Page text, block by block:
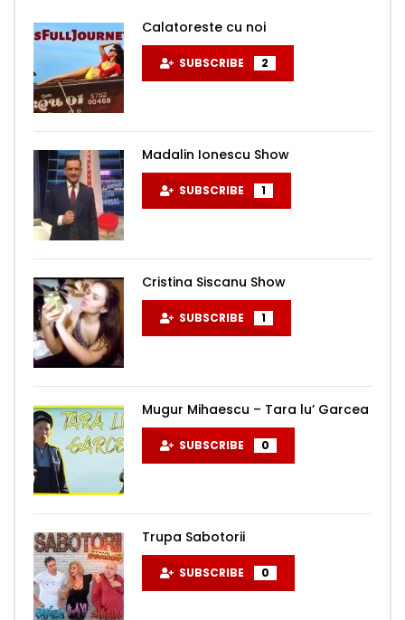
Calatoreste cu noi
SUBSCRIBE 2
Madalin Ionescu Show
SUBSCRIBE 1
Cristina Siscanu Show
SUBSCRIBE 1
Mugur Mihaescu – Tara lu’ Garcea
SUBSCRIBE 0
Trupa Sabotorii
SUBSCRIBE 0